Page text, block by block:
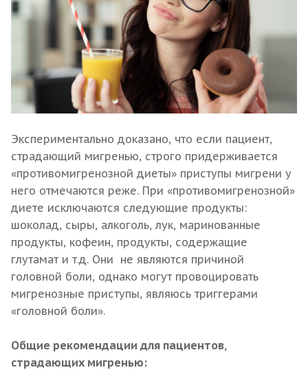
Экспериментально доказано, что если пациент,
страдающий мигренью, строго придерживается
«противомигренозной диеты» приступы мигрени у
него отмечаются реже. При «противомигренозной»
диете исключаются следующие продукты:
шоколад, сыры, алкоголь, лук, маринованные
продукты, кофеин, продукты, содержащие
глутамат и т.д. Они не являются причиной
головной боли, однако могут провоцировать
мигренозные приступы, являюсь триггерами
«головной боли».
Общие рекомендации для пациентов,
страдающих мигренью: